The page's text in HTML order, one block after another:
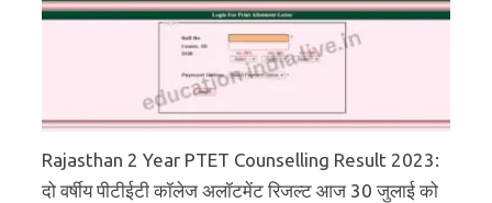
Rajasthan 2 Year PTET Counselling Result 2023:
दो वर्षीय पीटीईटी कॉलेज अलॉटमेंट रिजल्ट आज 30 जुलाई को